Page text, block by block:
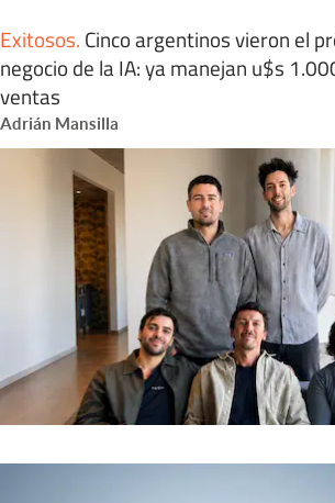
Exitosos. Cinco argentinos vieron el
negocio de la IA: ya manejan u$s
ventas
Adrián Mansilla